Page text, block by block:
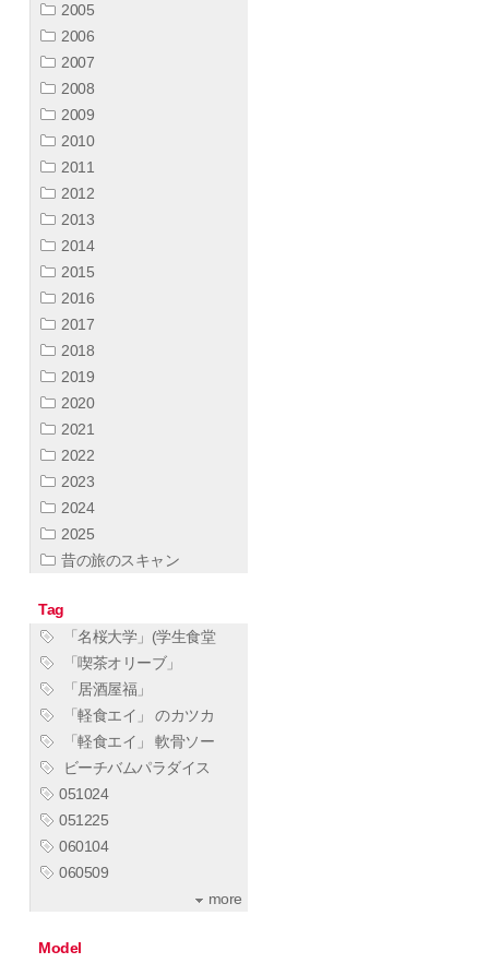
2005
2006
2007
2008
2009
2010
2011
2012
2013
2014
2015
2016
2017
2018
2019
2020
2021
2022
2023
2024
2025
昔の旅のスキャン
Tag
「名桜大学」(学生食堂
「喫茶オリーブ」
「居酒屋福」
「軽食エイ」 のカツカ
「軽食エイ」 軟骨ソー
ビーチバムパラダイス
051024
051225
060104
060509
more
Model